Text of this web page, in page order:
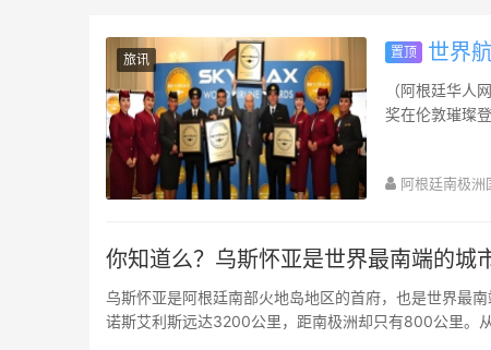
旅讯 置顶 世界
（阿根廷华人
奖在伦敦璀璨
阿根廷南极洲
你知道么？乌斯怀亚是世界最南端的城
乌斯怀亚是阿根廷南部火地岛地区的首府，也是世界最
诺斯艾利斯远达3200公里，距南极洲却只有800公里。